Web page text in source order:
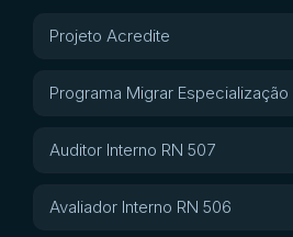
Projeto Acredite
Programa Migrar Especialização
Auditor Interno RN 507
Avaliador Interno RN 506